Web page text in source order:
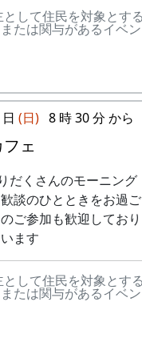
が、棚田で田植えをし
い、収穫を楽しみに１
を書きました。
しあ”が曲をつけてく
ンサート（収穫日に
みんなで歌った思い出
）
で
に
⽉ーア
テージへ
町〜棚⽥の秋〜
加美の
メシアとポ
ド
か
すぱ
マウンテン
あした
は帰ろ
ってい
る
リ
ンド・
フォー
エバー
リ
収穫の
秋に
して住民を対象とす
たは関与があるイベン
(日) 8 時 30 分 から
ェ
だくさんのモーニング
談のひとときをお過
ご参加も歓迎してお
ます
して住民を対象とす
たは関与があるイベン